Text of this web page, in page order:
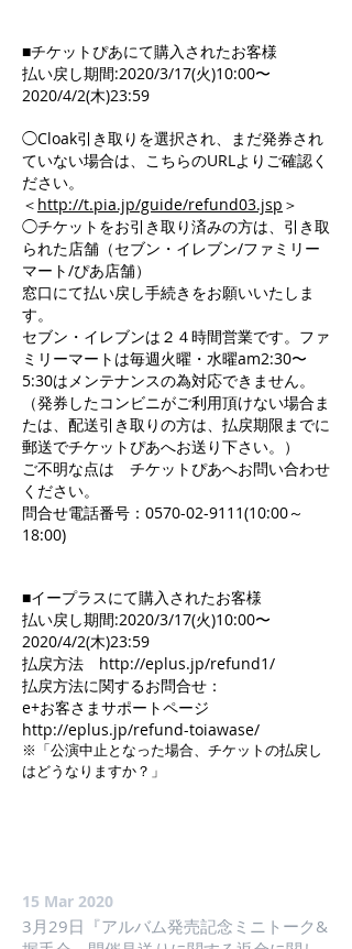
■チケットぴあにて購入されたお客様
払い戻し期間:2020/3/17(火)10:00〜
2020/4/2(木)23:59
◯Cloak引き取りを選択され、まだ発券され
ていない場合は、こちらのURLよりご確認く
ださい。
＜ http://t.pia.jp/guide/refund03.jsp ＞
◯チケットをお引き取り済みの方は、引き取
られた店舗（セブン・イレブン/ファミリー
マート/ぴあ店舗）
窓口にて払い戻し手続きをお願いいたしま
す。
セブン・イレブンは２４時間営業です。ファ
ミリーマートは毎週火曜・水曜am2:30〜
5:30はメンテナンスの為対応できません。
（発券したコンビニがご利用頂けない場合ま
たは、配送引き取りの方は、払戻期限までに
郵送でチケットぴあへお送り下さい。）
ご不明な点は チケットぴあへお問い合わせ
ください。
問合せ電話番号：0570-02-9111(10:00～
18:00)
■イープラスにて購入されたお客様
払い戻し期間:2020/3/17(火)10:00〜
2020/4/2(木)23:59
払戻方法 http://eplus.jp/refund1/
払戻方法に関するお問合せ：
e+お客さまサポートページ
http://eplus.jp/refund-toiawase/
※「公演中止となった場合、チケットの払戻し
はどうなりますか？」
15 Mar 2020
3月29日『アルバム発売記念ミニトーク&